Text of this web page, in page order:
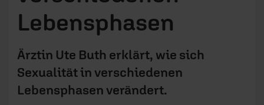
Lebensphasen
Ärztin Ute Buth erklärt, wie sich
Sexualität in verschiedenen
Lebensphasen verändert.